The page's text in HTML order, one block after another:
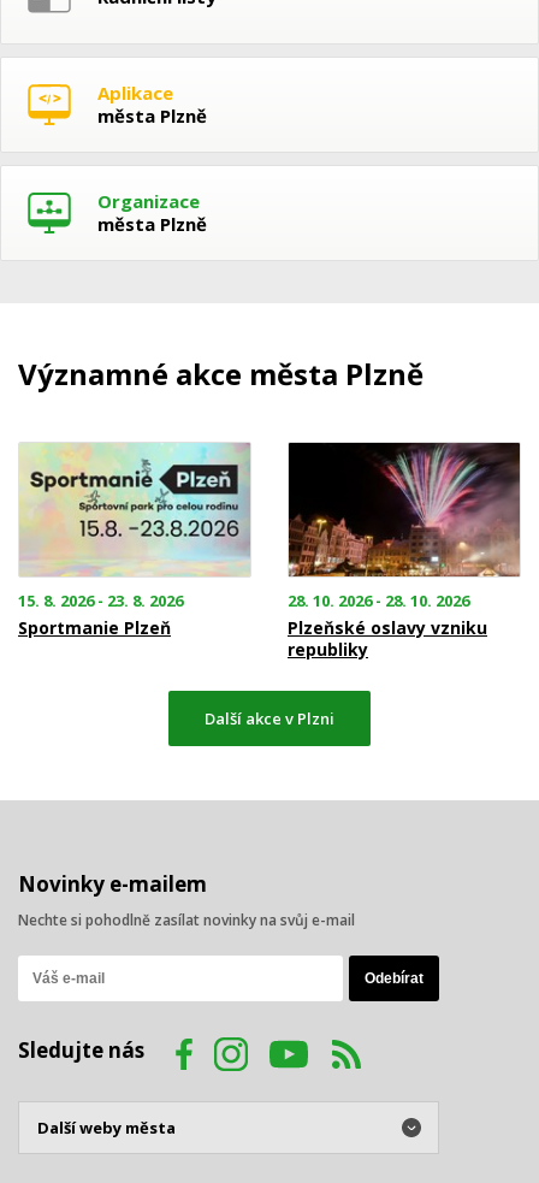
Aplikace
města Plzně
Organizace
města Plzně
Významné akce města Plzně
15. 8. 2026 - 23. 8. 2026
Sportmanie Plzeň
28. 10. 2026 - 28. 10. 2026
Plzeňské oslavy vzniku
republiky
Další akce v Plzni
Novinky e-mailem
Nechte si pohodlně zasílat novinky na svůj e-mail
Sledujte nás